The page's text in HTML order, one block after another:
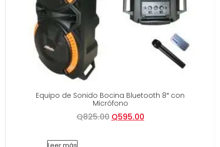
Equipo de Sonido Bocina Bluetooth 8″ con
Micrófono
Q825.00 Q595.00
Leer más